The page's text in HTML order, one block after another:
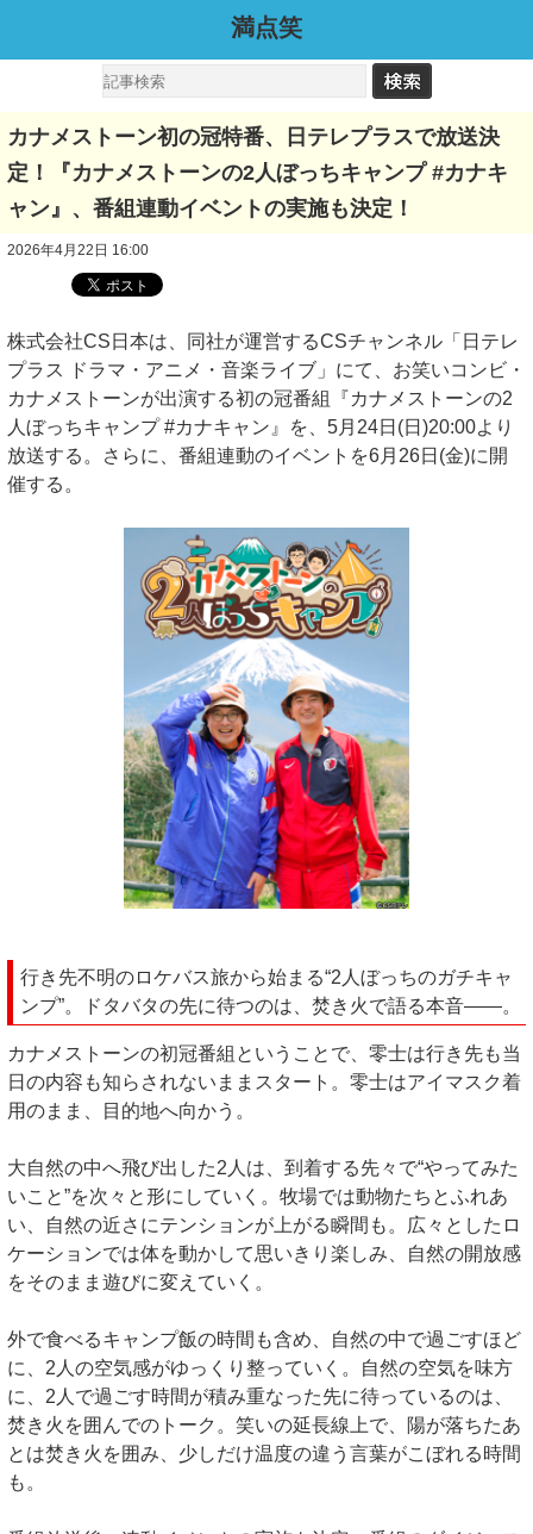
満点笑
カナメストーン初の冠特番、日テレプラスで放送決
定！『カナメストーンの2人ぼっちキャンプ #カナキ
ャン』、番組連動イベントの実施も決定！
2026年4月22日 16:00
株式会社CS日本は、同社が運営するCSチャンネル「日テレ
プラス ドラマ・アニメ・音楽ライブ」にて、お笑いコンビ・
カナメストーンが出演する初の冠番組『カナメストーンの2
人ぼっちキャンプ #カナキャン』を、5月24日(日)20:00より
放送する。さらに、番組連動のイベントを6月26日(金)に開
催する。
行き先不明のロケバス旅から始まる“2人ぼっちのガチキャ
ンプ”。ドタバタの先に待つのは、焚き火で語る本音――。
カナメストーンの初冠番組ということで、零士は行き先も当
日の内容も知らされないままスタート。零士はアイマスク着
用のまま、目的地へ向かう。
大自然の中へ飛び出した2人は、到着する先々で“やってみた
いこと”を次々と形にしていく。牧場では動物たちとふれあ
い、自然の近さにテンションが上がる瞬間も。広々としたロ
ケーションでは体を動かして思いきり楽しみ、自然の開放感
をそのまま遊びに変えていく。
外で食べるキャンプ飯の時間も含め、自然の中で過ごすほど
に、2人の空気感がゆっくり整っていく。自然の空気を味方
に、2人で過ごす時間が積み重なった先に待っているのは、
焚き火を囲んでのトーク。笑いの延長線上で、陽が落ちたあ
とは焚き火を囲み、少しだけ温度の違う言葉がこぼれる時間
も。